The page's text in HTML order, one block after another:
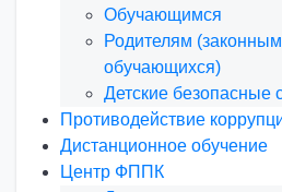
Обучающимся
Родителям
обучающихся)
Детские безопасные
Противодействие
Дистанционное обучение
Центр ФППК